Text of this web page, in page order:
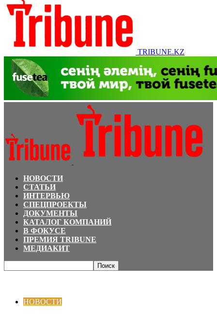
TRIBUNE.KZ
НОВОСТИ
СТАТЬИ
ИНТЕРВЬЮ
СПЕЦПРОЕКТЫ
ДОКУМЕНТЫ
КАТАЛОГ КОМПАНИЙ
В ФОКУСЕ
ПРЕМИЯ TRIBUNE
МЕДИАКИТ
НОВОСТИ